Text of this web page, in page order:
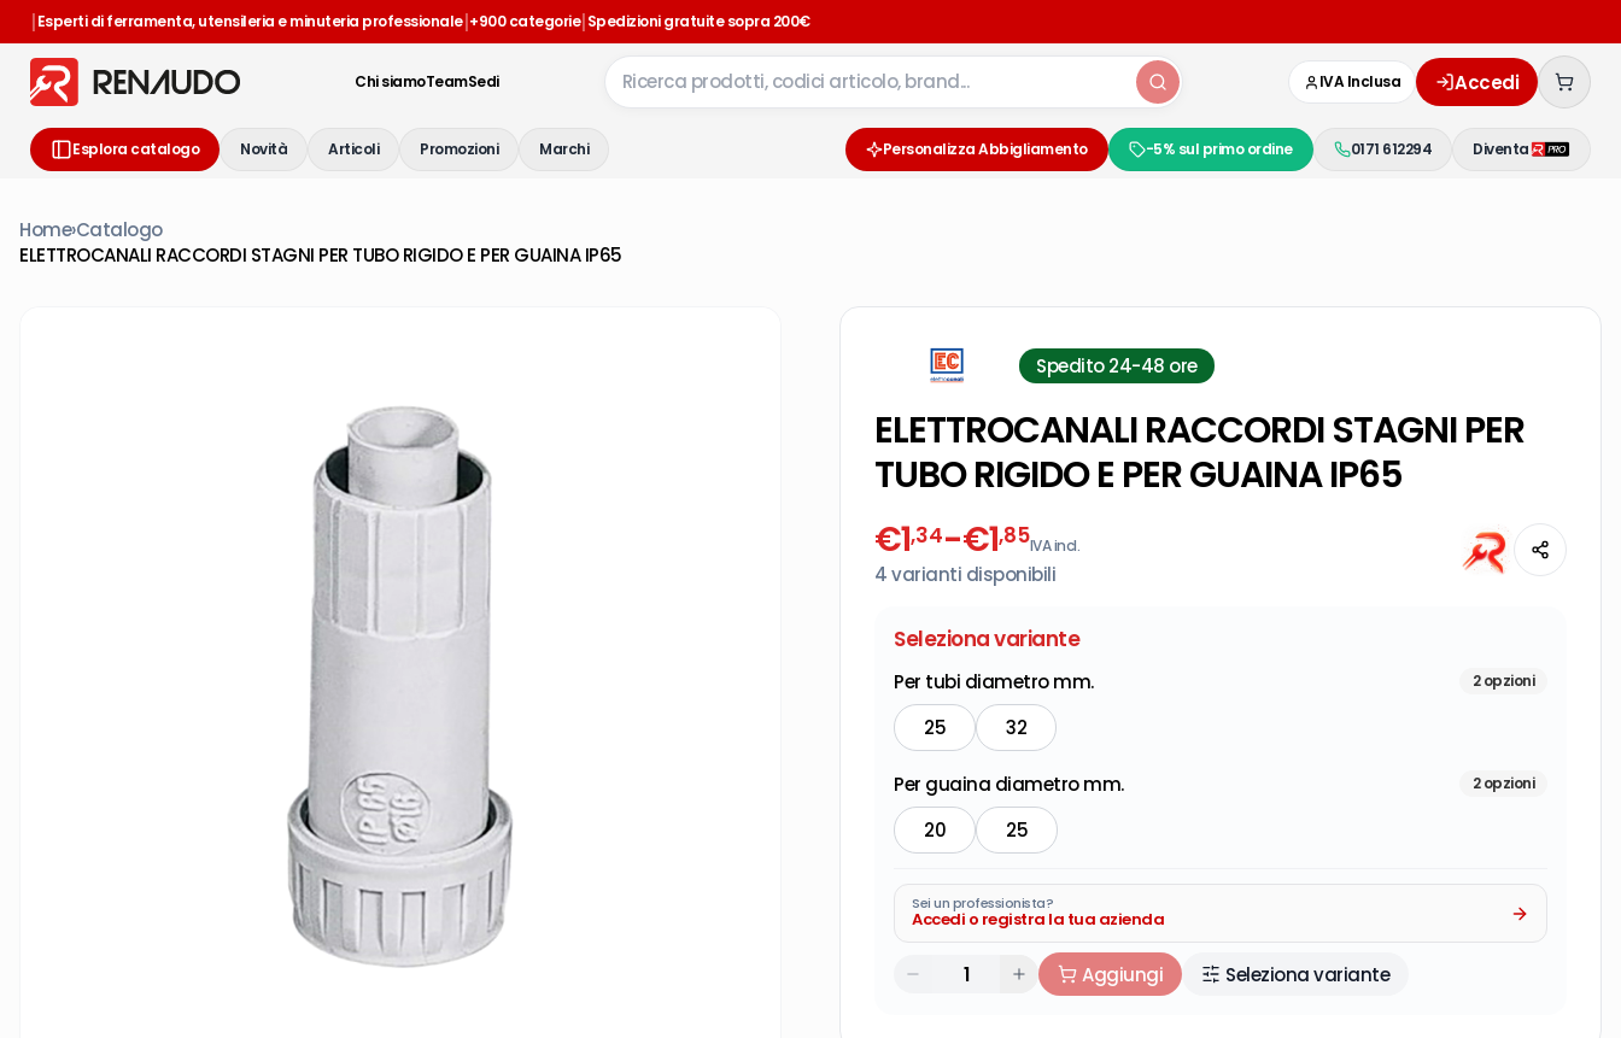
|Esperti di ferramenta, utensileria e minuteria professionale|+900 categorie|Spedizioni gratuite sopra 200€
Chi siamoTeamSedi IVA Inclusa Accedi
Esplora catalogo Novità Articoli Promozioni Marchi Personalizza Abbigliamento -5% sul primo ordine 0171 612294 Diventa
Home›Catalogo
ELETTROCANALI RACCORDI STAGNI PER TUBO RIGIDO E PER GUAINA IP65
Spedito 24-48 ore
ELETTROCANALI RACCORDI STAGNI PER
TUBO RIGIDO E PER GUAINA IP65
€1,34-€1,85IVA incl.
4varianti disponibili
Seleziona variante
Per tubi diametro mm. 2 opzioni
25 32
Per guaina diametro mm. 2 opzioni
20 25
Sei un professionista?
Accedi o registra la tua azienda
Aggiungi Seleziona variante